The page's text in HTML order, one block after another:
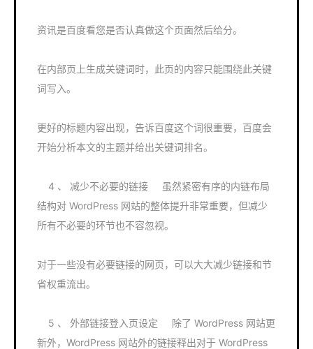
资讯是百度看您是否认真做这个页面然后给分。
在内部页上生成关键词时，此页的内容只能围绕此关键
词写入。
更好的标题内容出现，告诉百度这个词很重要，百度会
开始分析本文的主题并给出关键词排名。
4 、 减少不必要的链接 虽然紧密有序的内链布局
结构对 WordPress 网站的整体提升非常重要，但减少
所有不必要的环节也不容忽视。
对于一些没有必要链接的网页，可以大大减少链接和节
省权重流出。
5 、 外部链接登入页设定 除了 WordPress 网站更
新外，WordPress 网站外的链接释出对于 WordPress